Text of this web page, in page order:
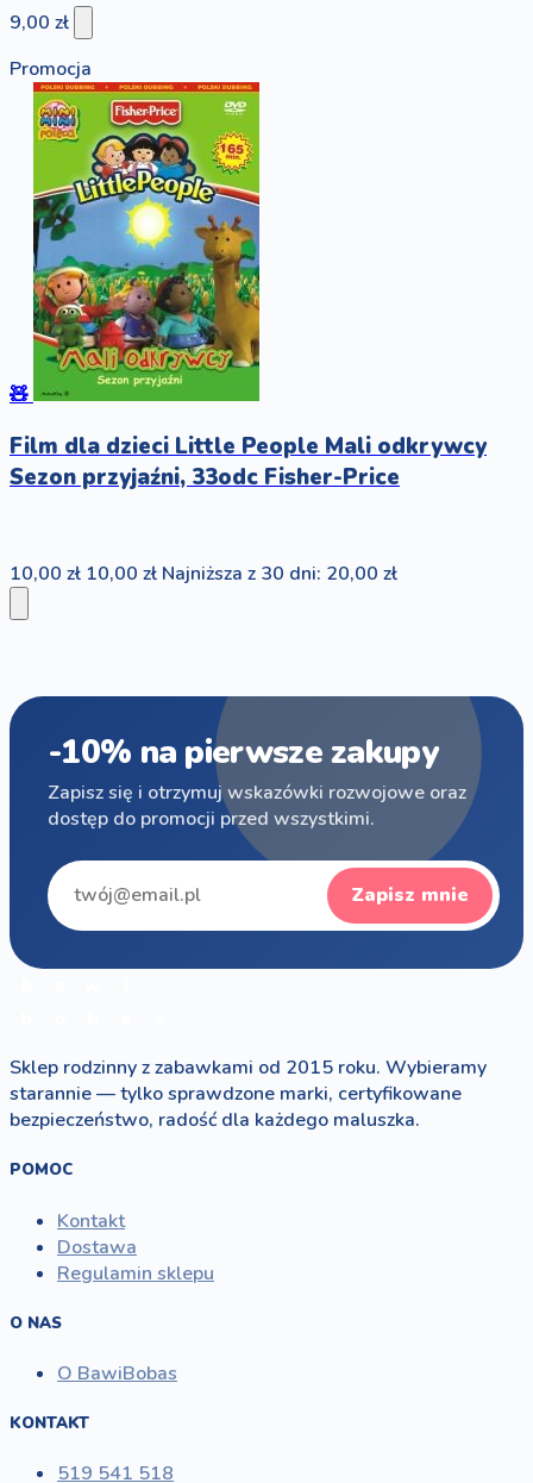
9,00 zł
Promocja
🧸
Film dla dzieci Little People Mali odkrywcy
Sezon przyjaźni, 33odc Fisher-Price
10,00 zł 10,00 zł Najniższa z 30 dni: 20,00 zł
-10% na pierwsze zakupy
Zapisz się i otrzymuj wskazówki rozwojowe oraz
dostęp do promocji przed wszystkimi.
Zapisz mnie
Sklep rodzinny z zabawkami od 2015 roku. Wybieramy
starannie — tylko sprawdzone marki, certyfikowane
bezpieczeństwo, radość dla każdego maluszka.
POMOC
Kontakt
Dostawa
Regulamin sklepu
O NAS
O BawiBobas
KONTAKT
519 541 518